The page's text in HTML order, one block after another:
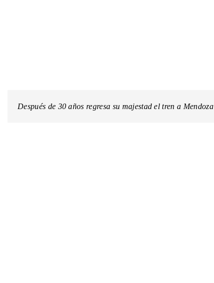
Después de 30 años regresa su majestad el tren a Mendoza